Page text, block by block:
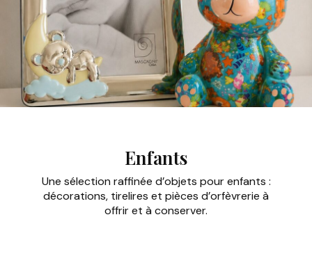
Enfants
Une sélection raffinée d’objets pour enfants :
décorations, tirelires et pièces d’orfèvrerie à
offrir et à conserver.